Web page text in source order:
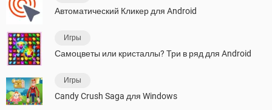
Автоматический Кликер для Android
Игры
Самоцветы или кристаллы? Три в ряд для Android
Игры
Candy Crush Saga для Windows